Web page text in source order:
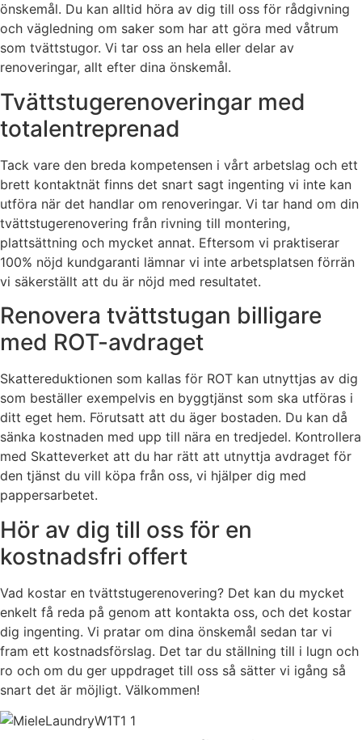
önskemål. Du kan alltid höra av dig till oss för rådgivning
och vägledning om saker som har att göra med våtrum
som tvättstugor. Vi tar oss an hela eller delar av
renoveringar, allt efter dina önskemål.
Tvättstugerenoveringar med
totalentreprenad
Tack vare den breda kompetensen i vårt arbetslag och ett
brett kontaktnät finns det snart sagt ingenting vi inte kan
utföra när det handlar om renoveringar. Vi tar hand om din
tvättstugerenovering från rivning till montering,
plattsättning och mycket annat. Eftersom vi praktiserar
100% nöjd kundgaranti lämnar vi inte arbetsplatsen förrän
vi säkerställt att du är nöjd med resultatet.
Renovera tvättstugan billigare
med ROT-avdraget
Skattereduktionen som kallas för ROT kan utnyttjas av dig
som beställer exempelvis en byggtjänst som ska utföras i
ditt eget hem. Förutsatt att du äger bostaden. Du kan då
sänka kostnaden med upp till nära en tredjedel. Kontrollera
med Skatteverket att du har rätt att utnyttja avdraget för
den tjänst du vill köpa från oss, vi hjälper dig med
pappersarbetet.
Hör av dig till oss för en
kostnadsfri offert
Vad kostar en tvättstugerenovering? Det kan du mycket
enkelt få reda på genom att kontakta oss, och det kostar
dig ingenting. Vi pratar om dina önskemål sedan tar vi
fram ett kostnadsförslag. Det tar du ställning till i lugn och
ro och om du ger uppdraget till oss så sätter vi igång så
snart det är möjligt. Välkommen!